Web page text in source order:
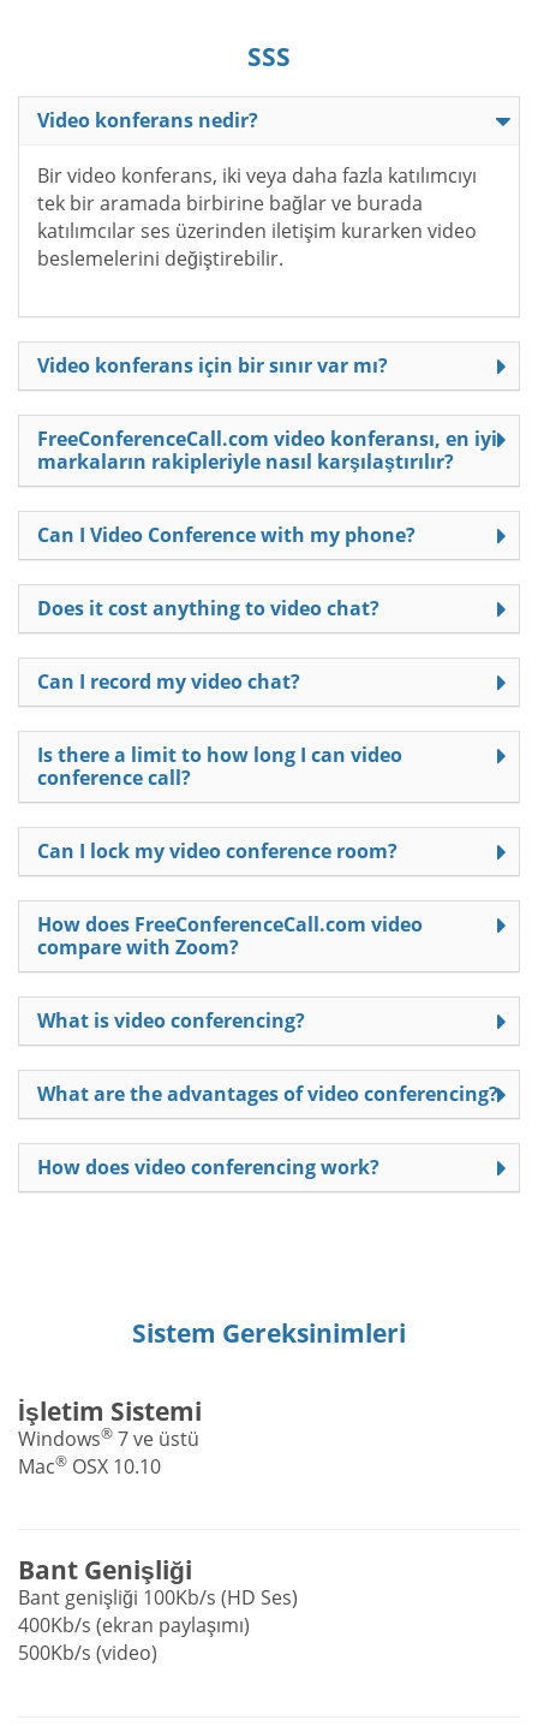
SSS
Video konferans nedir?
Bir video konferans, iki veya daha fazla katılımcıyı
tek bir aramada birbirine bağlar ve burada
katılımcılar ses üzerinden iletişim kurarken video
beslemelerini değiştirebilir.
Video konferans için bir sınır var mı?
FreeConferenceCall.com video konferansı, en iyi
markaların rakipleriyle nasıl karşılaştırılır?
Can I Video Conference with my phone?
Does it cost anything to video chat?
Can I record my video chat?
Is there a limit to how long I can video
conference call?
Can I lock my video conference room?
How does FreeConferenceCall.com video
compare with Zoom?
What is video conferencing?
What are the advantages of video conferencing?
How does video conferencing work?
Sistem Gereksinimleri
İşletim Sistemi
Windows® 7 ve üstü
Mac® OSX 10.10
Bant Genişliği
Bant genişliği 100Kb/s (HD Ses)
400Kb/s (ekran paylaşımı)
500Kb/s (video)